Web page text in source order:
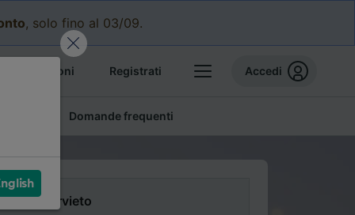
, solo fino al 03/09.
prenotazioni Registrati Accedi
Domande frequenti